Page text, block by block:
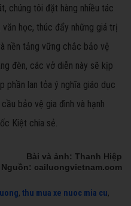
chúng tôi đặt hàng nhiều tác
học, thúc đẩy những giá trị
nền tảng vững chắc bảo vệ
đèn, các vở diễn này sẽ kịp
phần lan tỏa ý nghĩa giáo dục
bảo vệ gia đình và hạnh
Kiệt chia sẻ.
Bài và ảnh: Thanh Hiệp
Nguồn: cailuongvietnam.com
, thu mua xe nuoc mia cu,